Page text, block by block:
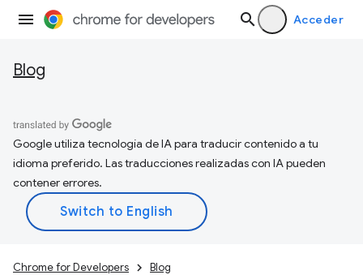
Acceder
Blog
Google utiliza tecnología de IA para traducir contenido a tu
idioma preferido. Las traducciones realizadas con IA pueden
contener errores.
Chrome for Developers Blog